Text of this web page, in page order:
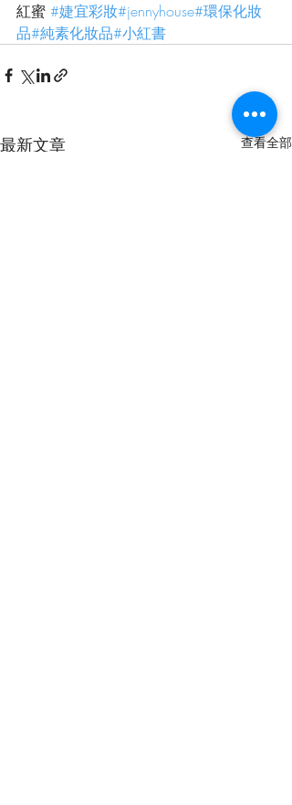
紅蜜 #婕宜彩妝#jennyhouse#環保化妝
品#純素化妝品#小紅書
最新文章 查看全部